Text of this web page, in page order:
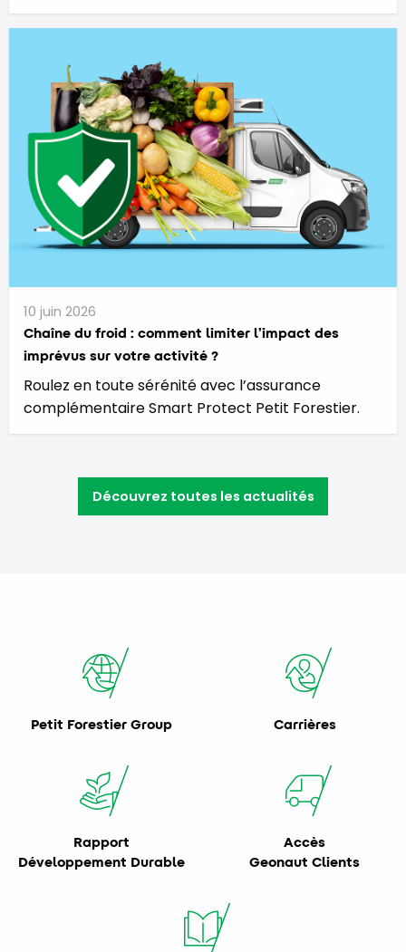
10 juin 2026
Chaîne du froid : comment limiter l’impact des
imprévus sur votre activité ?
Roulez en toute sérénité avec l’assurance
complémentaire Smart Protect Petit Forestier.
Découvrez toutes les actualités
Petit Forestier Group Carrières
Rapport
Développement Durable
Accès
Geonaut Clients